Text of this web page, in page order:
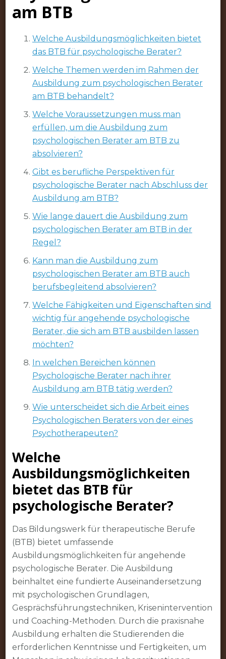
am BTB
Welche Ausbildungsmöglichkeiten bietet
das BTB für psychologische Berater?
Welche Themen werden im Rahmen der
Ausbildung zum psychologischen Berater
am BTB behandelt?
Welche Voraussetzungen muss man
erfüllen, um die Ausbildung zum
psychologischen Berater am BTB zu
absolvieren?
Gibt es berufliche Perspektiven für
psychologische Berater nach Abschluss der
Ausbildung am BTB?
Wie lange dauert die Ausbildung zum
psychologischen Berater am BTB in der
Regel?
Kann man die Ausbildung zum
psychologischen Berater am BTB auch
berufsbegleitend absolvieren?
Welche Fähigkeiten und Eigenschaften sind
wichtig für angehende psychologische
Berater, die sich am BTB ausbilden lassen
möchten?
In welchen Bereichen können
Psychologische Berater nach ihrer
Ausbildung am BTB tätig werden?
Wie unterscheidet sich die Arbeit eines
Psychologischen Beraters von der eines
Psychotherapeuten?
Welche
Ausbildungsmöglichkeiten
bietet das BTB für
psychologische Berater?
Das Bildungswerk für therapeutische Berufe
(BTB) bietet umfassende
Ausbildungsmöglichkeiten für angehende
psychologische Berater. Die Ausbildung
beinhaltet eine fundierte Auseinandersetzung
mit psychologischen Grundlagen,
Gesprächsführungstechniken, Krisenintervention
und Coaching-Methoden. Durch die praxisnahe
Ausbildung erhalten die Studierenden die
erforderlichen Kenntnisse und Fertigkeiten, um